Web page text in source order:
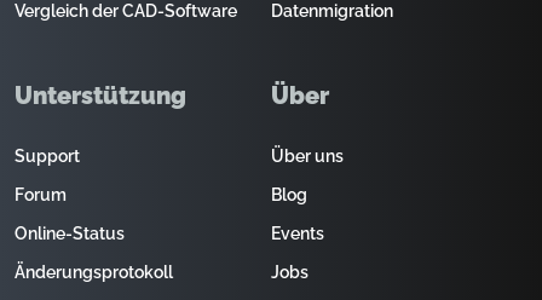
Vergleich der CAD-Software
Datenmigration
Unterstützung
Support
Forum
Online-Status
Änderungsprotokoll
Über
Über uns
Blog
Events
Jobs